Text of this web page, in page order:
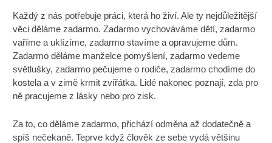
Každý z nás potřebuje práci, která ho živí. Ale ty nejdůležitější
věci děláme zadarmo. Zadarmo vychováváme dětí, zadarmo
vaříme a uklízíme, zadarmo stavíme a opravujeme dům.
Zadarmo děláme manželce pomyšlení, zadarmo vedeme
světlušky, zadarmo pečujeme o rodiče, zadarmo chodíme do
kostela a v zimě krmit zvířátka. Lidé nakonec poznají, zda pro
ně pracujeme z lásky nebo pro zisk.
Za to, co děláme zadarmo, přichází odměna až dodatečně a
spíš nečekaně. Teprve když člověk ze sebe vydá většinu